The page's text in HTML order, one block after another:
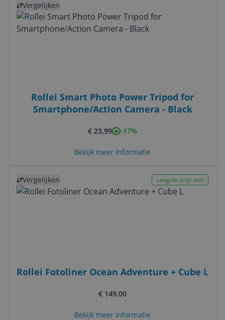
Vergelijken
Rollei Smart Photo Power Tripod for
Smartphone/Action Camera - Black
€ 23,99 -17%
Bekijk meer informatie
Vergelijken Laagste prijs ooit
Rollei Fotoliner Ocean Adventure + Cube L
€ 149,00
Bekijk meer informatie